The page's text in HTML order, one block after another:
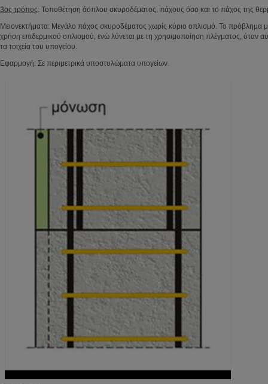
3ος τρόπος: Τοποθέτηση άοπλου σκυροδέματος, πάχους όσο και το πάχος της
Μειονεκτήματα: Μεγάλο πάχος σκυροδέματος χωρίς κύριο οπλισμό. Το πρόβλημα
χρήση επιδερμικού οπλισμού, ενώ λύνεται με τη χρησιμοποίηση πλέγματος, όταν
τα τοιχεία του υπογείου.
Εφαρμογή: Σε περιμετρικά υποστυλώματα υπογείων.